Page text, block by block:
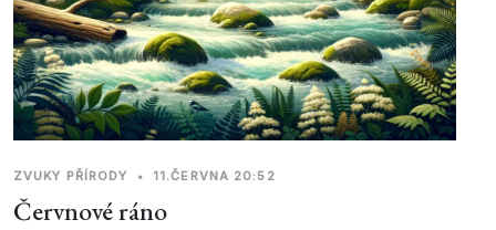
ZVUKY PŘÍRODY • 11.ČERVNA 20:52
Červnové ráno